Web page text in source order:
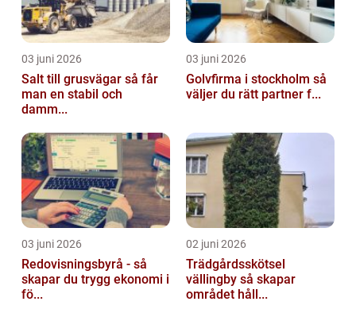
03 juni 2026
Salt till grusvägar så får
man en stabil och
damm...
03 juni 2026
Golvfirma i stockholm så
väljer du rätt partner f...
03 juni 2026
Redovisningsbyrå - så
skapar du trygg ekonomi i
fö...
02 juni 2026
Trädgårdsskötsel
vällingby så skapar
området håll...